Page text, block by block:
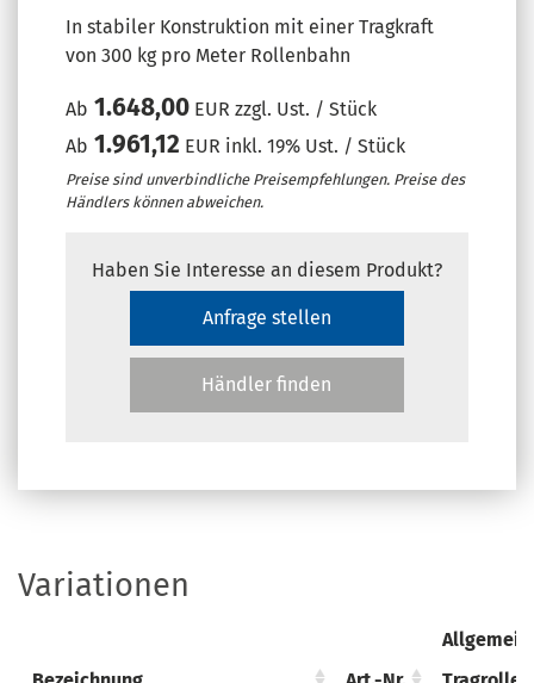
In stabiler Konstruktion mit einer Tragkraft
von 300 kg pro Meter Rollenbahn
Ab 1.648,00 EUR zzgl. Ust. / Stück
Ab 1.961,12 EUR inkl. 19% Ust. / Stück
Preise sind unverbindliche Preisempfehlungen. Preise des
Händlers können abweichen.
Haben Sie Interesse an diesem Produkt?
Anfrage stellen
Händler finden
Variationen
Allgemein